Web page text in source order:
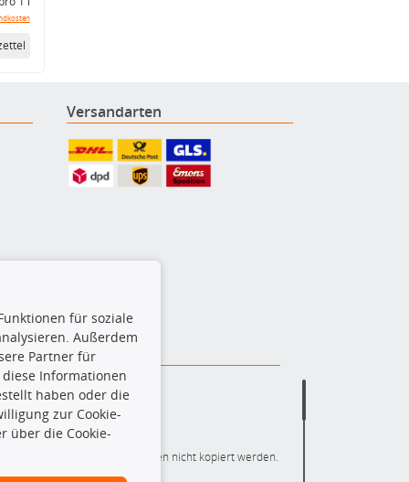
Versandarten
die gesamte Datenbank dürfen nicht kopiert werden.
für soziale
Außerdem
Partner für
Informationen
haben oder die
zur Cookie-
über die Cookie-